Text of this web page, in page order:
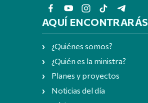
AQUÍ ENCONTRARÁS
¿Quiénes somos?
¿Quién es la ministra?
Planes y proyectos
Noticias del día